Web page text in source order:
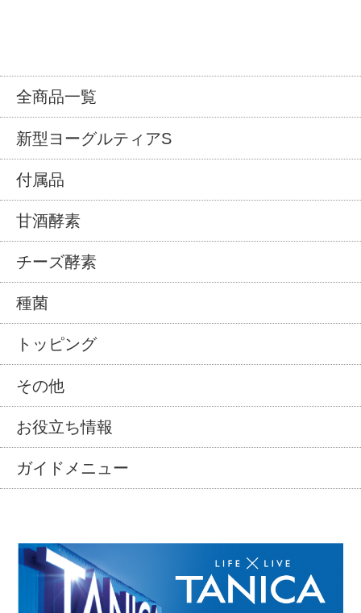
全商品一覧
新型ヨーグルティアS
付属品
甘酒酵素
チーズ酵素
種菌
トッピング
その他
お役立ち情報
ガイドメニュー